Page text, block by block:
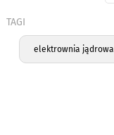
TAGI
elektrownia jądrowa